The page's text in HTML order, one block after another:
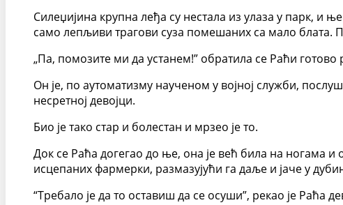
Силеџијина крупна леђа су нестала из улаза у парк, и
само лепљиви трагови суза помешаних са мало блата.
„Па, помозите ми да устанем!” обратила се Раћи готово
Он је, по аутоматизму наученом у војној служби,
несретној девојци.
Био је тако стар и болестан и мрзео је то.
Док се Раћа догегао до ње, она је већ била на ногама и
исцепаних фармерки, размазујући га даље и јаче у
“Требало је да то оставиш да се осуши”, рекао је Раћа